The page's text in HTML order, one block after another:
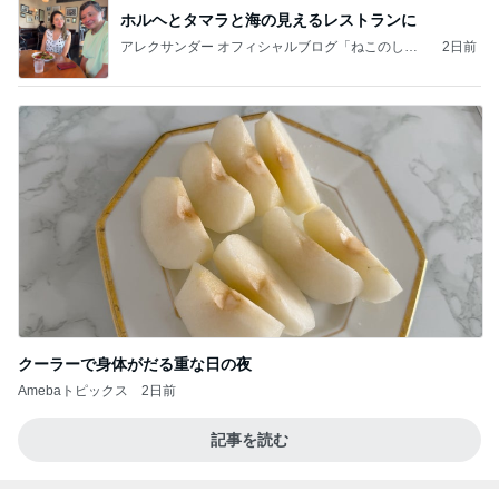
ホルヘとタマラと海の見えるレストランに
アレクサンダー オフィシャルブログ「ねこのしっ
2日前
クーラーで身体がだる重な日の夜
Amebaトピックス 2日前
記事を読む